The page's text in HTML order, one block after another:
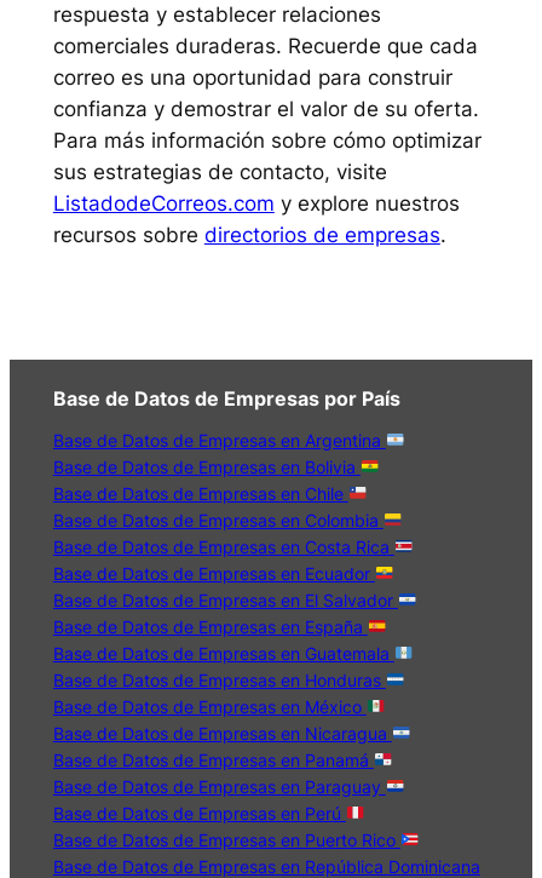
respuesta y establecer relaciones
comerciales duraderas. Recuerde que cada
correo es una oportunidad para construir
confianza y demostrar el valor de su oferta.
Para más información sobre cómo optimizar
sus estrategias de contacto, visite
ListadodeCorreos.com y explore nuestros
recursos sobre directorios de empresas.
Base de Datos de Empresas por País
Base de Datos de Empresas en Argentina
Base de Datos de Empresas en Bolivia
Base de Datos de Empresas en Chile
Base de Datos de Empresas en Colombia
Base de Datos de Empresas en Costa Rica
Base de Datos de Empresas en Ecuador
Base de Datos de Empresas en El Salvador
Base de Datos de Empresas en España
Base de Datos de Empresas en Guatemala
Base de Datos de Empresas en Honduras
Base de Datos de Empresas en México
Base de Datos de Empresas en Nicaragua
Base de Datos de Empresas en Panamá
Base de Datos de Empresas en Paraguay
Base de Datos de Empresas en Perú
Base de Datos de Empresas en Puerto Rico
Base de Datos de Empresas en República Dominicana